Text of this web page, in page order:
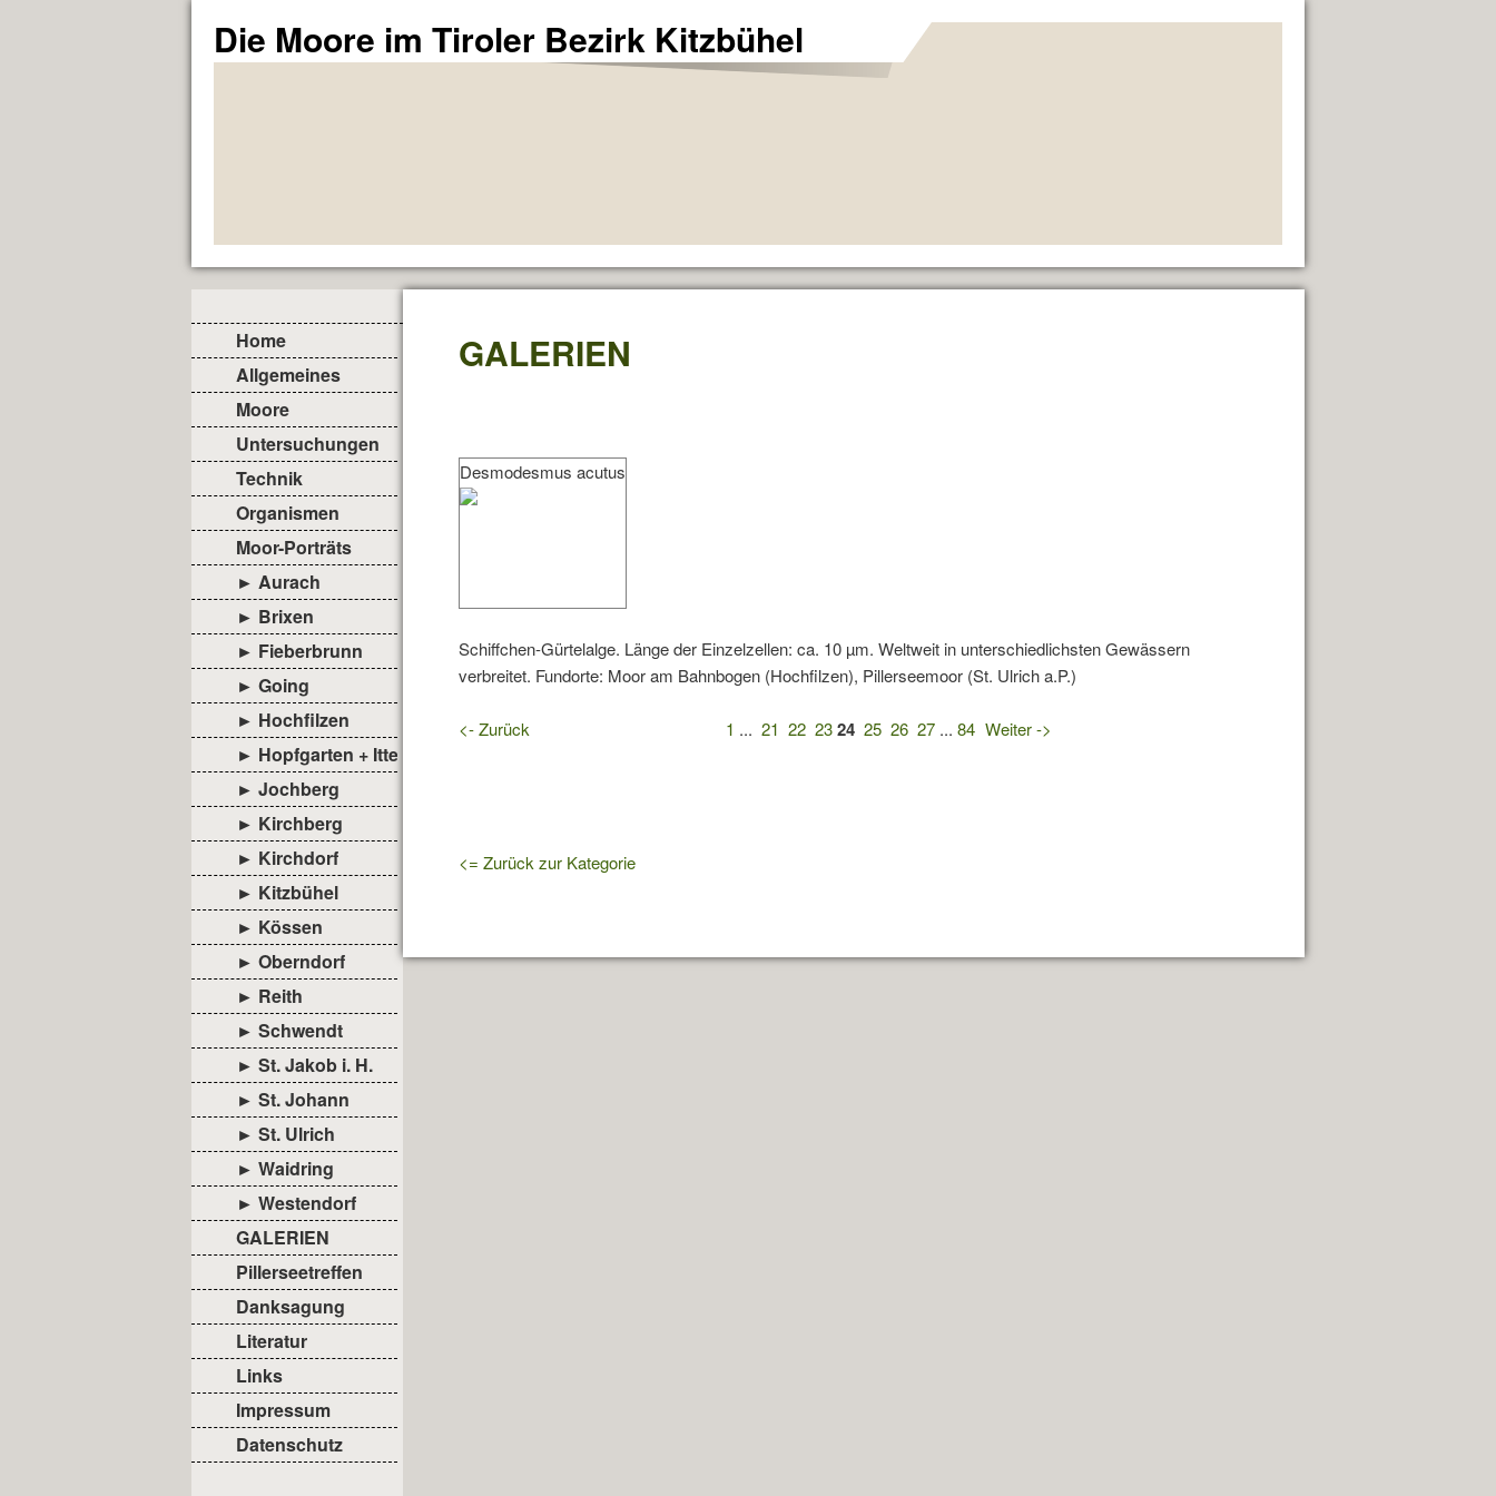
Die Moore im Tiroler Bezirk Kitzbühel
Home
Allgemeines
Moore
Untersuchungen
Technik
Organismen
Moor-Porträts
► Aurach
► Brixen
► Fieberbrunn
► Going
► Hochfilzen
► Hopfgarten + Itter
► Jochberg
► Kirchberg
► Kirchdorf
► Kitzbühel
► Kössen
► Oberndorf
► Reith
► Schwendt
► St. Jakob i. H.
► St. Johann
► St. Ulrich
► Waidring
► Westendorf
GALERIEN
Pillerseetreffen
Danksagung
Literatur
Links
Impressum
Datenschutz
GALERIEN
Desmodesmus acutus
Schiffchen-Gürtelalge. Länge der Einzelzellen: ca. 10 µm. Weltweit in unterschiedlichsten Gewässern
verbreitet. Fundorte: Moor am Bahnbogen (Hochfilzen), Pillerseemoor (St. Ulrich a.P.)
<- Zurück 1 ... 21 22 2324 25 26 27 ... 84 Weiter ->
<= Zurück zur Kategorie